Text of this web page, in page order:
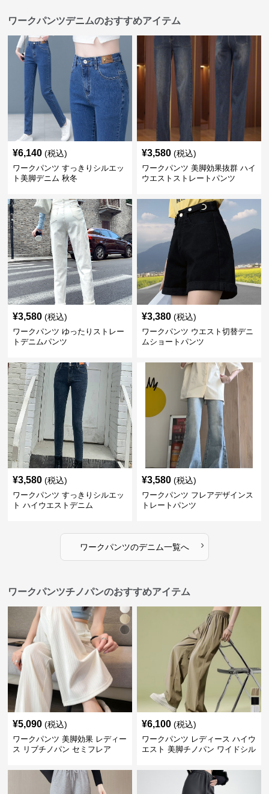
ワークパンツデニムのおすすめアイテム
¥6,140 (税込)
ワークパンツ すっきりシルエッ
ト美脚デニム 秋冬
¥3,580 (税込)
ワークパンツ 美脚効果抜群 ハイ
ウエストストレートパンツ
¥3,580 (税込)
ワークパンツ ゆったりストレー
トデニムパンツ
¥3,380 (税込)
ワークパンツ ウエスト切替デニ
ムショートパンツ
¥3,580 (税込)
ワークパンツ すっきりシルエッ
ト ハイウエストデニム
¥3,580 (税込)
ワークパンツ フレアデザインス
トレートパンツ
ワークパンツのデニム一覧へ ›
ワークパンツチノパンのおすすめアイテム
¥5,090 (税込)
ワークパンツ 美脚効果 レディー
ス リブチノパン セミフレア
¥6,100 (税込)
ワークパンツ レディース ハイウ
エスト 美脚チノパン ワイドシル